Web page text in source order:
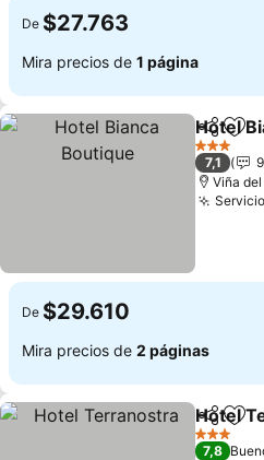
De $27.763
Mira precios de 1 página
Hotel
3 Estrellas
7,1
Viña
De $29.610
Mira precios de 2 páginas
Hotel
3 Estrellas
7,8